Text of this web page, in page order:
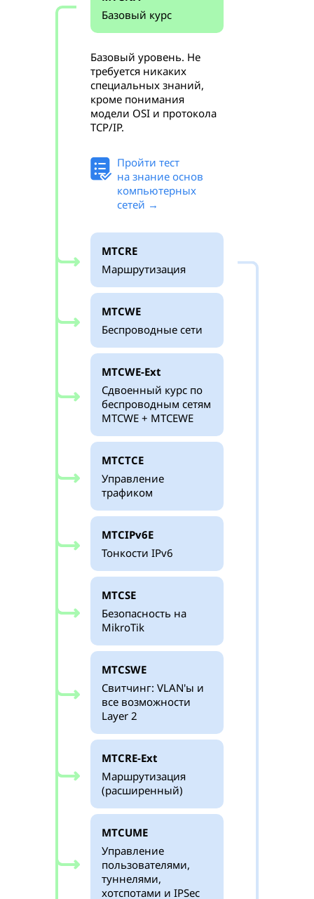
Базовый курс
Базовый уровень. Не
требуется никаких
специальных знаний,
кроме понимания
модели OSI и протокола
TCP/IP.
Пройти тест
на знание основ
компьютерных
сетей →
MTCRE
Маршрутизация
MTCWE
Беспроводные сети
MTCWE-Ext
Сдвоенный курс по
беспроводным сетям
MTCWE + MTCEWE
MTCTCE
Управление
трафиком
MTCIPv6E
Тонкости IPv6
MTCSE
Безопасность на
MikroTik
MTCSWE
Свитчинг: VLAN'ы и
все возможности
Layer 2
MTCRE-Ext
Маршрутизация
(расширенный)
MTCUME
Управление
пользователями,
туннелями,
хотспотами и IPSec